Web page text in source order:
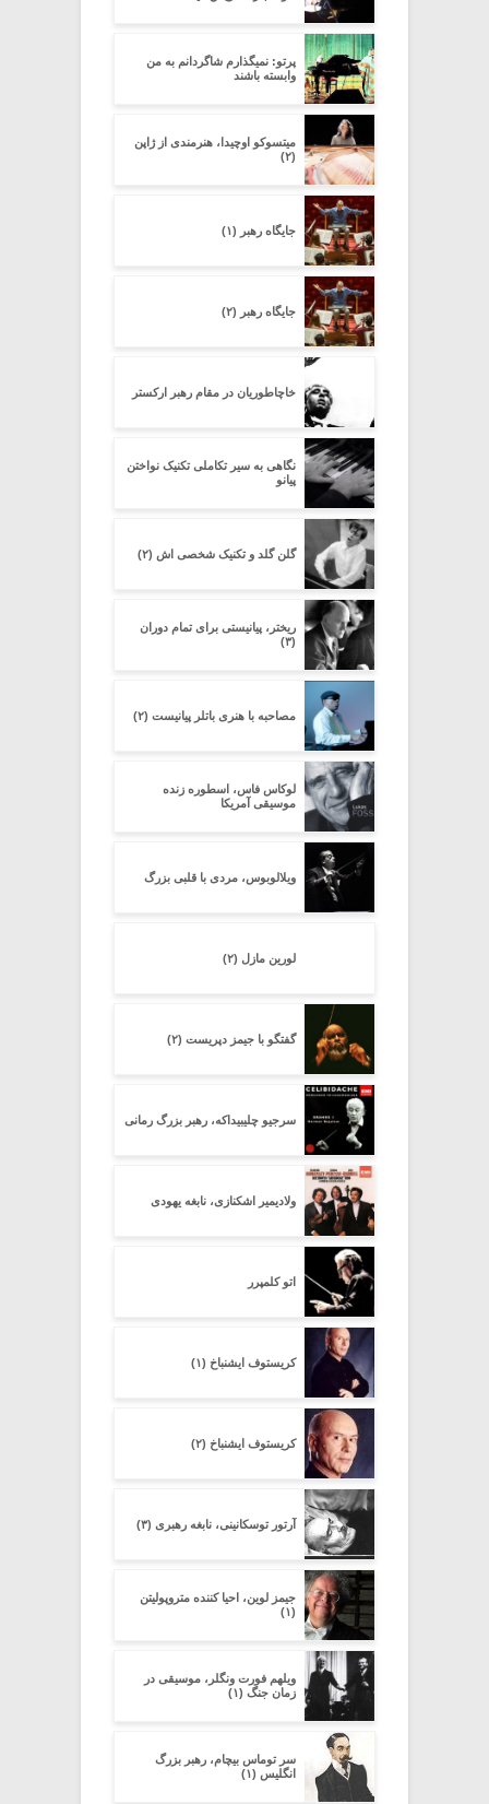
پرتو: نمیگذارم شاگردانم به من
وابسته باشند
میتسوکو اوچیدا، هنرمندی از ژاپن
(۲)
جایگاه رهبر (۱)
جایگاه رهبر (۲)
خاچاطوریان در مقام رهبر ارکستر
نگاهی به سیر تکاملی تکنیک نواختن
پیانو
گلن گلد و تکنیک شخصی اش (۲)
ریختر، پیانیستی برای تمام دوران
(۳)
مصاحبه با هنری باتلر پیانیست (۲)
لوکاس فاس، اسطوره زنده
موسیقی آمریکا
ویلالوبوس، مردی با قلبی بزرگ
لورین مازل (۲)
گفتگو با جیمز دپریست (۲)
سرجیو چلیبیداکه، رهبر بزرگ رمانی
ولادیمیر اشکنازی، نابغه یهودی
اتو کلمپرر
کریستوف ایشنباخ (۱)
کریستوف ایشنباخ (۲)
آرتور توسکانینی، نابغه رهبری (۳)
جیمز لوین، احیا کننده متروپولیتن
(۱)
ویلهم فورت ونگلر، موسیقی در
زمان جنگ (۱)
سر توماس بیچام، رهبر بزرگ
انگلیس (۱)